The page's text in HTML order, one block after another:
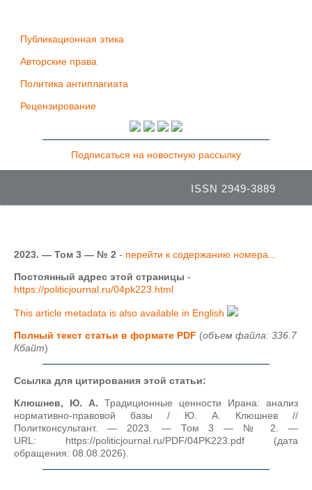
Публикационная этика
Авторские права
Политика антиплагиата
Рецензирование
Подписаться на новостную рассылку
ISSN 2949-3889
2023. — Том 3 — № 2 - перейти к содержанию номера...
Постоянный адрес этой страницы -
https://politicjournal.ru/04pk223.html
This article metadata is also available in English
Полный текст статьи в формате PDF (объем файла: 336.7
Кбайт)
Ссылка для цитирования этой статьи:
Клюшнев, Ю. А. Традиционные ценности Ирана: анализ
нормативно-правовой базы / Ю. А. Клюшнев //
Политконсультант. — 2023. — Том 3 — № 2. —
URL: https://politicjournal.ru/PDF/04PK223.pdf (дата
обращения: 08.08.2026).